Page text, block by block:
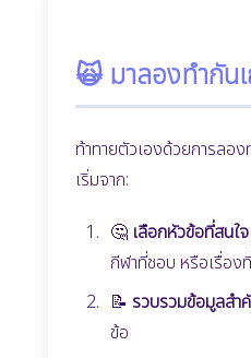
🙀 มาลองทำกัน
ท้าทายตัวเองด้วยการลอ
เริ่มจาก:
🤔 เลือกหัวข้อที่สนใจ
กีฬาที่ชอบ หรือเรื่อง
📝 รวบรวมข้อมูลส
ข้อ